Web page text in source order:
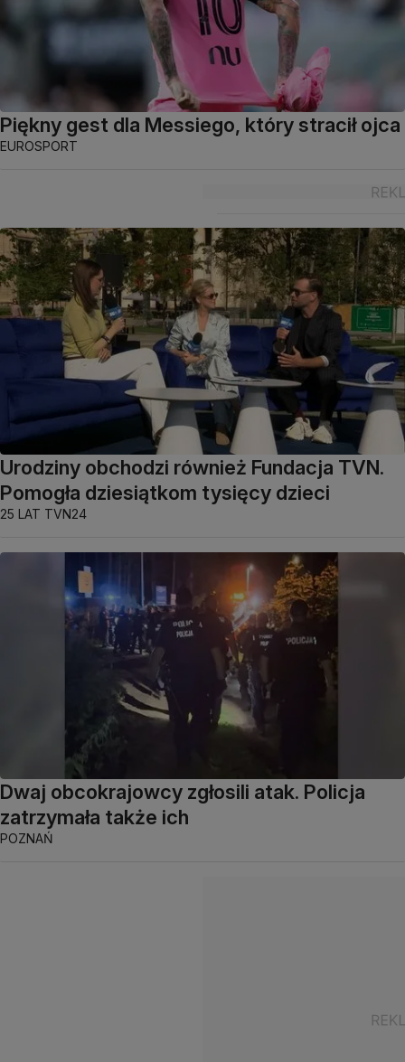
Piękny gest dla Messiego, który stracił ojca
EUROSPORT
Urodziny obchodzi również Fundacja TVN.
Pomogła dziesiątkom tysięcy dzieci
25 LAT TVN24
Dwaj obcokrajowcy zgłosili atak. Policja
zatrzymała także ich
POZNAŃ